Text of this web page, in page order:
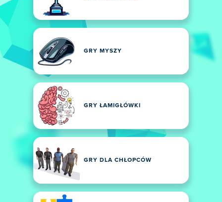
GRY MYSZY
GRY ŁAMIGŁÓWKI
GRY DLA CHŁOPCÓW